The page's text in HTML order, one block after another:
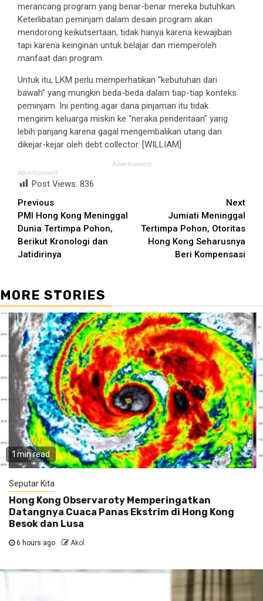
merancang program yang benar-benar mereka butuhkan.
Keterlibatan peminjam dalam desain program akan
mendorong keikutsertaan, tidak hanya karena kewajiban
tapi karena keinginan untuk belajar dan memperoleh
manfaat dari program.
Untuk itu, LKM perlu memperhatikan “kebutuhan dari
bawah” yang mungkin beda-beda dalam tiap-tiap konteks
peminjam. Ini penting agar dana pinjaman itu tidak
mengirim keluarga miskin ke “neraka penderitaan” yang
lebih panjang karena gagal mengembalikan utang dan
dikejar-kejar oleh debt collector. [WILLIAM]
Advertisement
Advertisement
Post Views: 836
Continue
Reading
Previous
PMI Hong Kong Meninggal
Dunia Tertimpa Pohon,
Berikut Kronologi dan
Jatidirinya
Next
Jumiati Meninggal
Tertimpa Pohon, Otoritas
Hong Kong Seharusnya
Beri Kompensasi
MORE STORIES
1 min read
Seputar Kita
Hong Kong Observaroty Memperingatkan
Datangnya Cuaca Panas Ekstrim di Hong Kong
Besok dan Lusa
6 hours ago Akol